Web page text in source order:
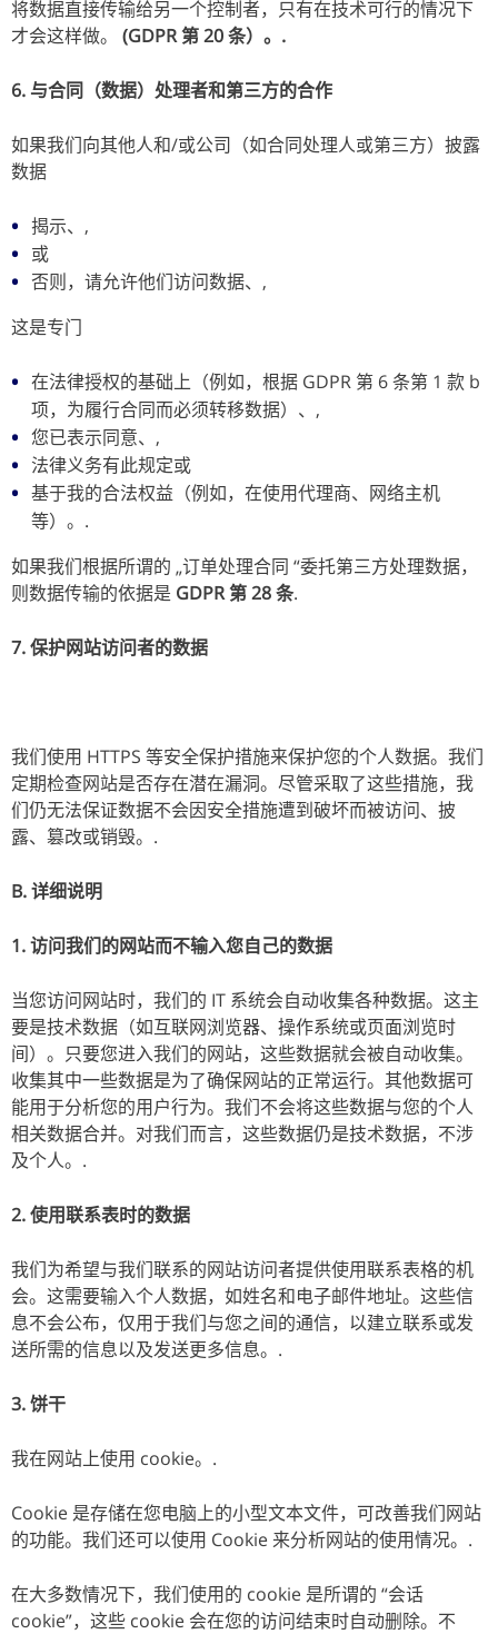
将数据直接传输给另一个控制者，只有在技术可行的情况下
才会这样做。 (GDPR 第 20 条）。.
6. 与合同（数据）处理者和第三方的合作
如果我们向其他人和/或公司（如合同处理人或第三方）披露
数据
揭示、,
或
否则，请允许他们访问数据、,
这是专门
在法律授权的基础上（例如，根据 GDPR 第 6 条第 1 款 b
项，为履行合同而必须转移数据）、,
您已表示同意、,
法律义务有此规定或
基于我的合法权益（例如，在使用代理商、网络主机
等）。.
如果我们根据所谓的 „订单处理合同 “委托第三方处理数据，
则数据传输的依据是 GDPR 第 28 条.
7. 保护网站访问者的数据
我们使用 HTTPS 等安全保护措施来保护您的个人数据。我们
定期检查网站是否存在潜在漏洞。尽管采取了这些措施，我
们仍无法保证数据不会因安全措施遭到破坏而被访问、披
露、篡改或销毁。.
B. 详细说明
1. 访问我们的网站而不输入您自己的数据
当您访问网站时，我们的 IT 系统会自动收集各种数据。这主
要是技术数据（如互联网浏览器、操作系统或页面浏览时
间）。只要您进入我们的网站，这些数据就会被自动收集。
收集其中一些数据是为了确保网站的正常运行。其他数据可
能用于分析您的用户行为。我们不会将这些数据与您的个人
相关数据合并。对我们而言，这些数据仍是技术数据，不涉
及个人。.
2. 使用联系表时的数据
我们为希望与我们联系的网站访问者提供使用联系表格的机
会。这需要输入个人数据，如姓名和电子邮件地址。这些信
息不会公布，仅用于我们与您之间的通信，以建立联系或发
送所需的信息以及发送更多信息。.
3. 饼干
我在网站上使用 cookie。.
Cookie 是存储在您电脑上的小型文本文件，可改善我们网站
的功能。我们还可以使用 Cookie 来分析网站的使用情况。.
在大多数情况下，我们使用的 cookie 是所谓的 “会话
cookie”，这些 cookie 会在您的访问结束时自动删除。不